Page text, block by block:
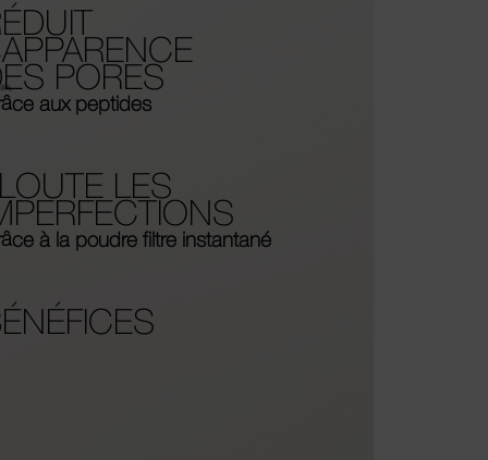
PORES
aux peptides
LES
à la poudre filtre instantané